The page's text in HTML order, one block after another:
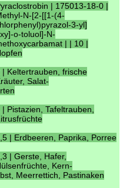
| 175013-18-0 |
N-[2-[[1-(4-
3-yl]
o-toluol]-N-
| | 10 |
| Keltertrauben, frische
Salat-
| Pistazien, Tafeltrauben,
| Erdbeeren, Paprika, Porree
| Gerste, Hafer,
Kern-
Meerrettich, Pastinaken